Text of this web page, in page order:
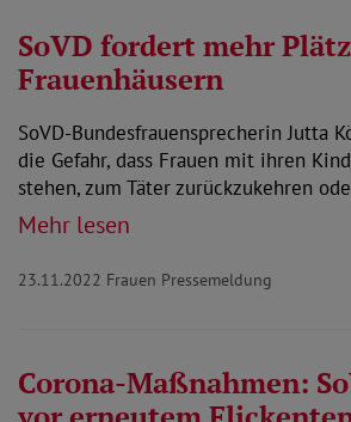
SoVD fordert mehr
Frauenhäusern
SoVD-Bundesfrauensprecherin Jutta
die Gefahr, dass Frauen mit ihren
stehen, zum Täter zurückzukehren
Mehr lesen
23.11.2022 Frauen Pressemeldung
Corona-Maßnahmen: